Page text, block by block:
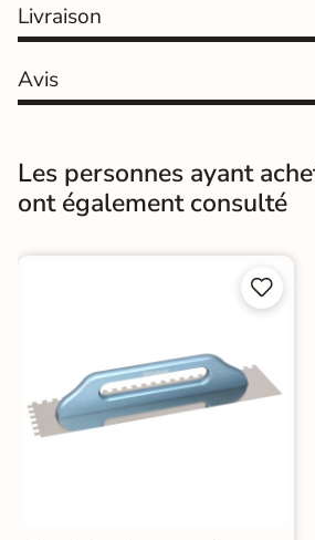
Conditionnement
Choix
A coller sur
Normes Certification CE
Livraison
Avis
Les personnes ayant
ont également consulté

